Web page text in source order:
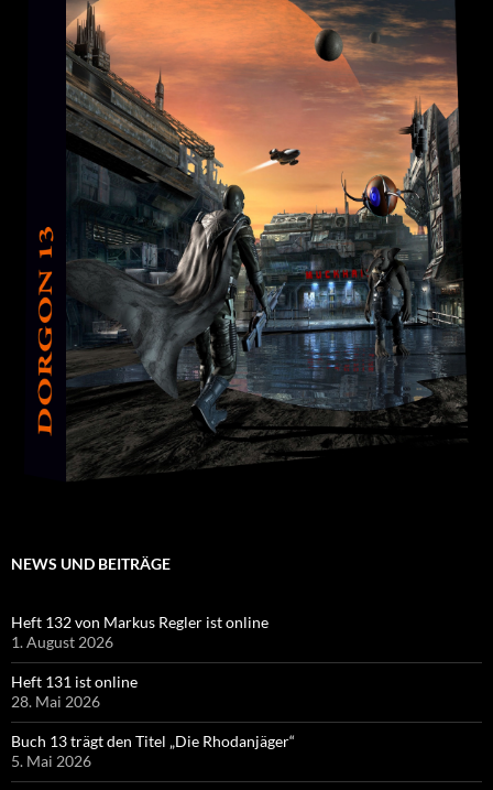
NEWS UND BEITRÄGE
Heft 132 von Markus Regler ist online
1. August 2026
Heft 131 ist online
28. Mai 2026
Buch 13 trägt den Titel „Die Rhodanjäger“
5. Mai 2026